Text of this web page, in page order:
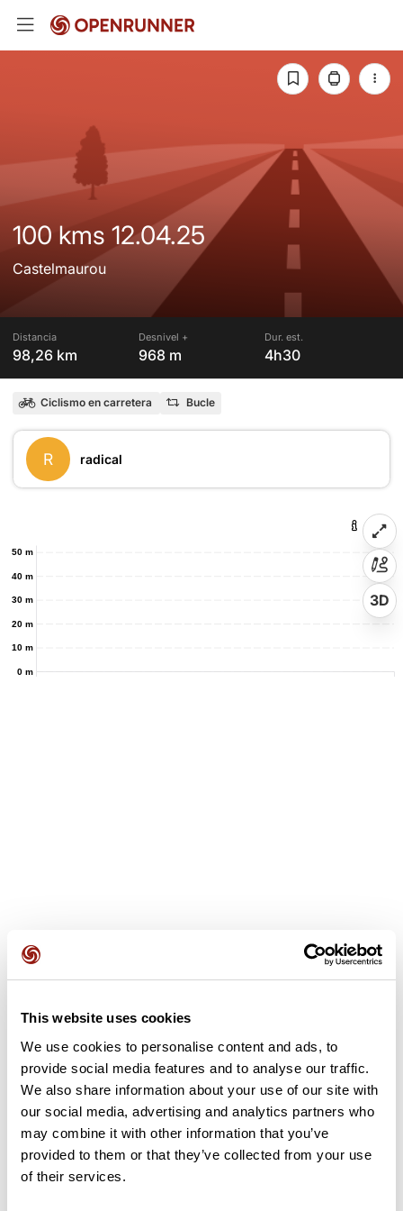
This website uses cookies
We use cookies to personalise content and ads, to
provide social media features and to analyse our traffic.
We also share information about your use of our site with
our social media, advertising and analytics partners who
may combine it with other information that you’ve
provided to them or that they’ve collected from your use
of their services.
100 kms 12.04.25
Castelmaurou
Distancia
98,26 km
Desnivel +
968 m
Dur. est.
4h30
Ciclismo en carretera Bucle
R radical
0 m
10 m
20 m
30 m
40 m
50 m
3D
Opiniones de los usuarios
Este recorrido aún no contiene opiniones. ¿Ya lo has
completado? ¡Deja la primera opinión!
Añadir una opinión